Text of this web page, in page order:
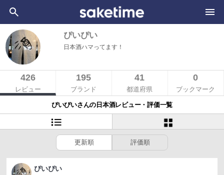
ぴいぴい
日本酒ハマってます！
426
レビュー
195
ブランド
41
都道府県
0
ブックマーク
ぴいぴいさんの日本酒レビュー・評価一覧
更新順 評価順
ぴいぴい